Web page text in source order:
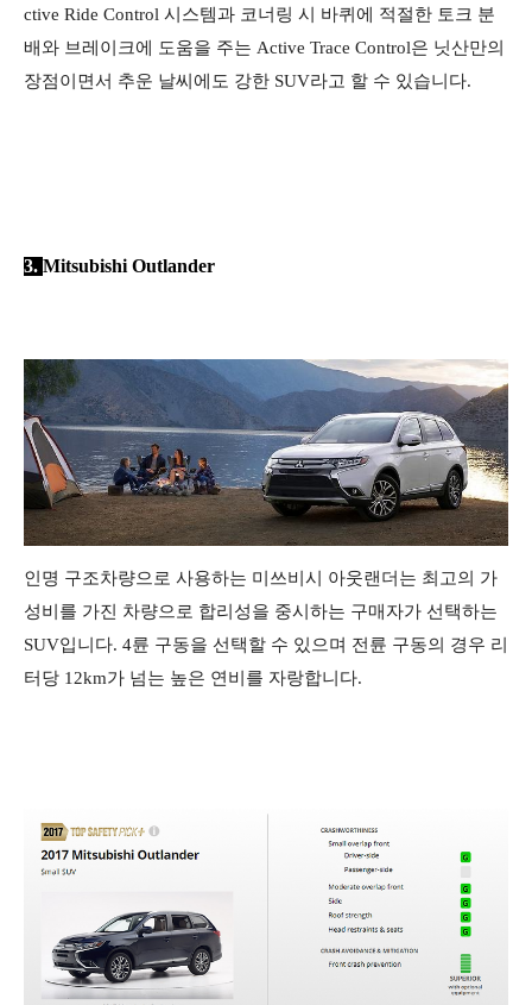
ctive Ride Control 시스템과 코너링 시 바퀴에 적절한 토크 분
배와 브레이크에 도움을 주는 Active Trace Control은 닛산만의
장점이면서 추운 날씨에도 강한 SUV라고 할 수 있습니다.
3. Mitsubishi Outlander
인명 구조차량으로 사용하는 미쓰비시 아웃랜더는 최고의 가
성비를 가진 차량으로 합리성을 중시하는 구매자가 선택하는
SUV입니다. 4륜 구동을 선택할 수 있으며 전륜 구동의 경우 리
터당 12km가 넘는 높은 연비를 자랑합니다.